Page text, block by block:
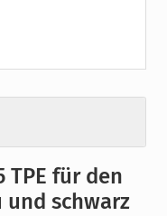
TPE für den
und schwarz